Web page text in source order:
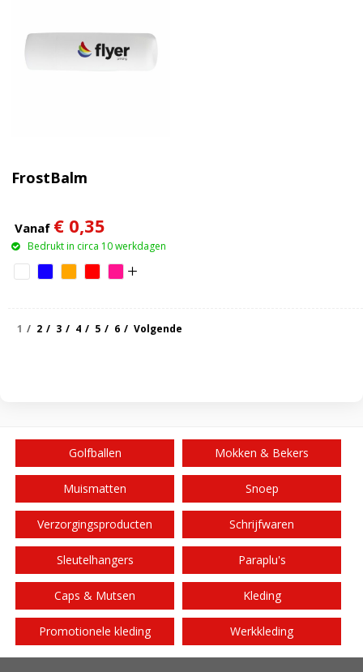
FrostBalm
Vanaf € 0,35
Bedrukt in circa 10 werkdagen
1 2 3 4 5 6 Volgende
Golfballen Mokken & Bekers
Muismatten Snoep
Verzorgingsproducten Schrijfwaren
Sleutelhangers Paraplu's
Caps & Mutsen Kleding
Promotionele kleding Werkkleding